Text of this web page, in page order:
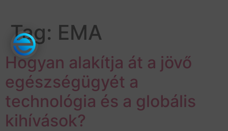
Tag: EMA
Hogyan alakítja át a jövő
egészségügyét a
technológia és a globális
kihívások?